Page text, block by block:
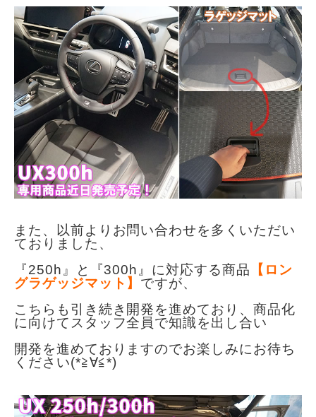
また、以前よりお問い合わせを多くいただい
ておりました、
『250h』と『300h』に対応する商品 【ロン
グラゲッジマット】 ですが、
こちらも引き続き開発を進めており、商品化
に向けてスタッフ全員で知識を出し合い
開発を進めておりますのでお楽しみにお待ち
ください(*≧∀≦*)